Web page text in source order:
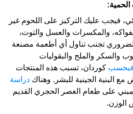
الحمية:
فيجب عليك التركيز على اللحوم غير
والمكسرات والعسل والتوت،
تجنب تناول أي أطعمة مصنعة
والسكر والملح والبقوليات
فبحسب كوردان، تسبب هذه المنتجات
البنية الجينية للبشر. وهناك دراسة
على طعام العصر الحجري القديم
الوزن.